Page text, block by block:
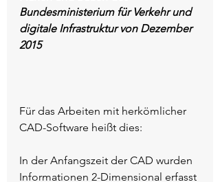
Bundesministerium für Verkehr und
digitale Infrastruktur von Dezember
2015
Für das Arbeiten mit herkömlicher
CAD-Software heißt dies:
In der Anfangszeit der CAD wurden
Informationen 2-Dimensional erfasst